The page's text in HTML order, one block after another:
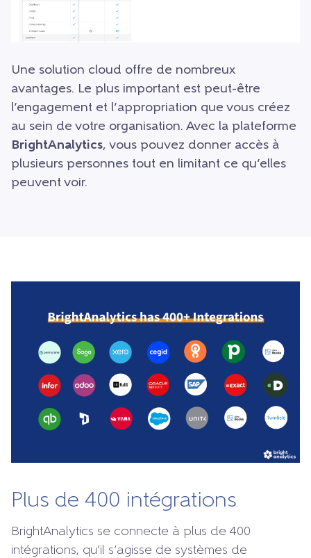
Une solution cloud offre de nombreux
avantages. Le plus important est peut-être
l’engagement et l’appropriation que vous créez
au sein de votre organisation. Avec la plateforme
BrightAnalytics, vous pouvez donner accès à
plusieurs personnes tout en limitant ce qu’elles
peuvent voir.
Plus de 400 intégrations
BrightAnalytics se connecte à plus de 400
intégrations, qu’il s’agisse de systèmes de